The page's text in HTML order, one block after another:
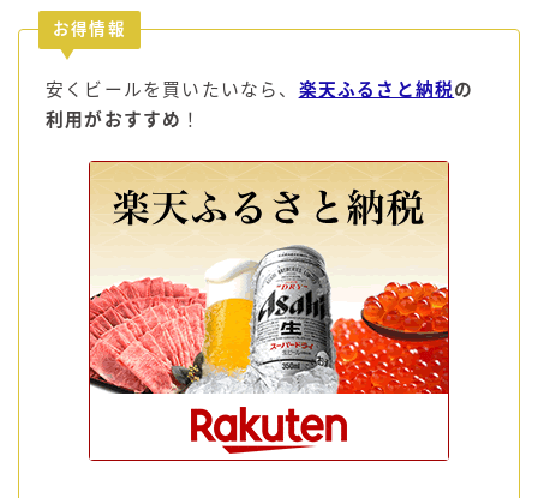
お得情報
安くビールを買いたいなら、 楽天ふるさと納税の
利用がおすすめ ！